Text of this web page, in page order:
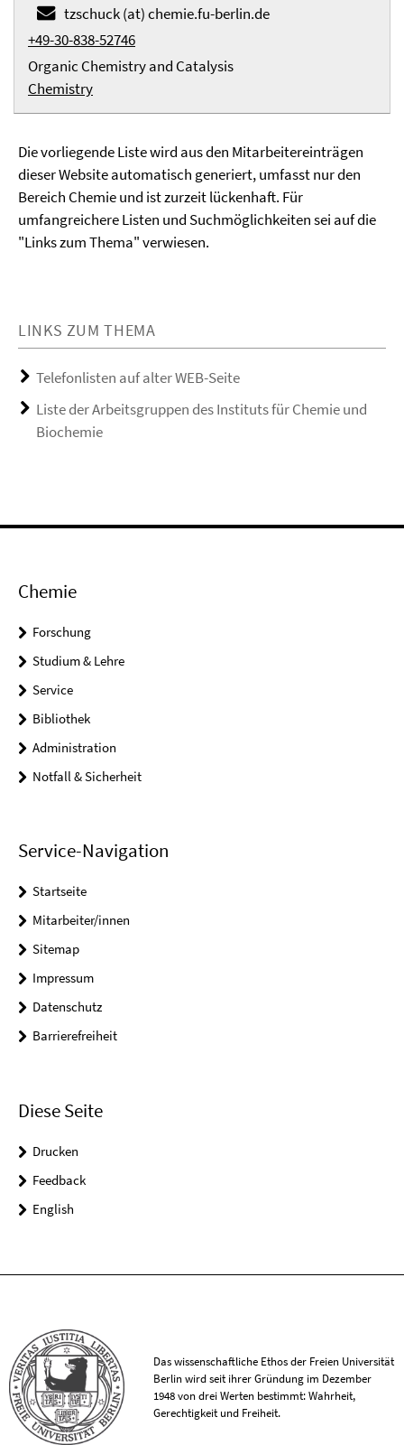
tzschuck (at) chemie.fu-berlin.de
+49-30-838-52746
Organic Chemistry and Catalysis
Chemistry
Die vorliegende Liste wird aus den Mitarbeitereinträgen
dieser Website automatisch generiert, umfasst nur den
Bereich Chemie und ist zurzeit lückenhaft. Für
umfangreichere Listen und Suchmöglichkeiten sei auf die
"Links zum Thema" verwiesen.
LINKS ZUM THEMA
Telefonlisten auf alter WEB-Seite
Liste der Arbeitsgruppen des Instituts für Chemie und
Biochemie
Chemie
Forschung
Studium & Lehre
Service
Bibliothek
Administration
Notfall & Sicherheit
Service-Navigation
Startseite
Mitarbeiter/innen
Sitemap
Impressum
Datenschutz
Barrierefreiheit
Diese Seite
Drucken
Feedback
English
Das wissenschaftliche Ethos der Freien Universität
Berlin wird seit ihrer Gründung im Dezember
1948 von drei Werten bestimmt: Wahrheit,
Gerechtigkeit und Freiheit.